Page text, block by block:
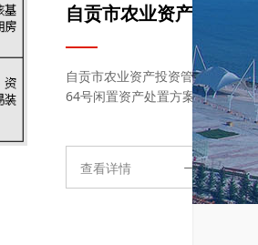
公司依据自农担〔2021〕
称：...
2025-09